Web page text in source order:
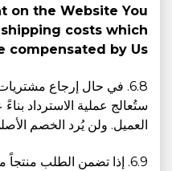
on the Website You
costs which
compensated by Us.
6.8. في حال إرجاع
ستُعالج عملية الاسترداد
العميل. ولن يُرد الخصم
6.9. إذا تضمن الطلب منتجاً